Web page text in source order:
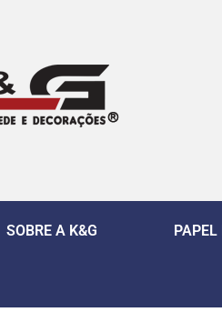
SOBRE A K&G PAPEL